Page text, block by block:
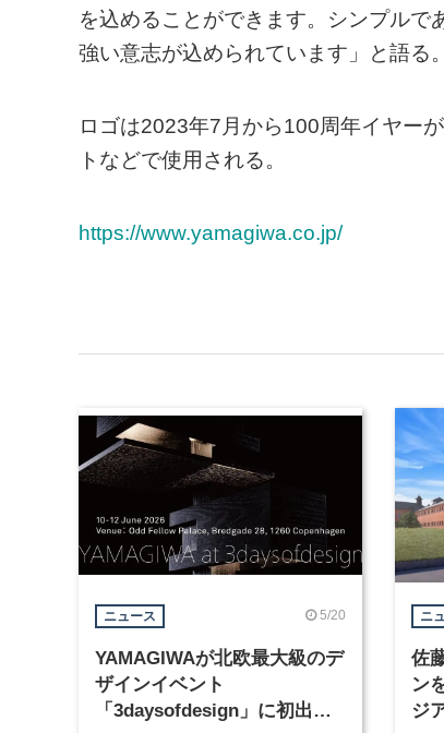
を込めることができます。シンプル
強い意志が込められています」と語る。
ロゴは2023年7月から100周年イヤー
トなどで使用される。
https://www.yamagiwa.co.jp/
ニュース 5/20
YAMAGIWAが北欧最大級のデ
ザインイベント
「3daysofdesign」に初出
ニ
佐
ン
ジ